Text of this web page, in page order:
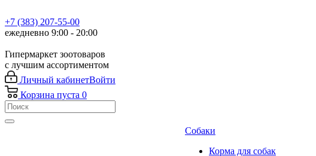
+7 (383) 207-55-00
ежедневно 9:00 - 20:00
Гипермаркет зоотоваров
с лучшим ассортиментом
Личный кабинетВойти
Корзина пуста 0
Собаки
Корма для собак